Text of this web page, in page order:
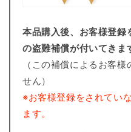
本品購入後、お客様登録
の盗難補償が付いてきま
（この補償によるお客
せん）
※お客様登録をされてい
ます。